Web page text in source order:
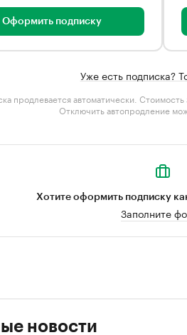
Оформить подписку
Уже есть подписка?
продлевается автоматически. Стоимость
Отключить автопродление
Хотите оформить подписку
Заполните
новости